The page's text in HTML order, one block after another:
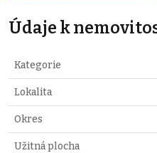
Údaje k
Kategorie
Lokalita
Okres
Užitná plocha